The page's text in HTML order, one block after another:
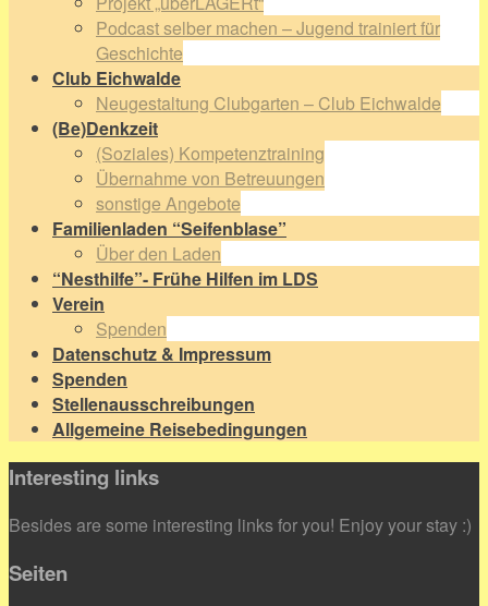
Podcast selber machen – Jugend trainiert für
Geschichte
Club Eichwalde
Neugestaltung Clubgarten – Club Eichwalde
(Be)Denkzeit
(Soziales) Kompetenztraining
Übernahme von Betreuungen
sonstige Angebote
Familienladen “Seifenblase”
Über den Laden
“Nesthilfe”- Frühe Hilfen im LDS
Verein
Spenden
Datenschutz & Impressum
Spenden
Stellenausschreibungen
Allgemeine Reisebedingungen
Interesting links
Besides are some interesting links for you! Enjoy your stay :)
Seiten